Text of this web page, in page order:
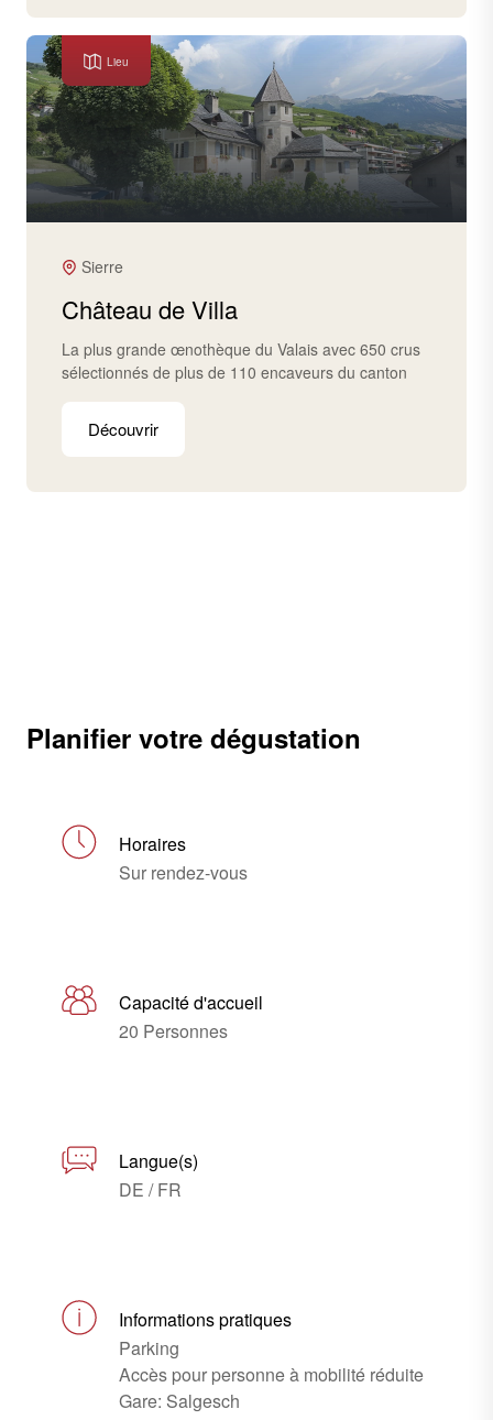
Lieu
Sierre
Château de Villa
La plus grande œnothèque du Valais avec 650 crus
sélectionnés de plus de 110 encaveurs du canton
Découvrir
Planifier votre dégustation
Horaires
Sur rendez-vous
Capacité d'accueil
20 Personnes
Langue(s)
DE / FR
Informations pratiques
Parking
Accès pour personne à mobilité réduite
Gare: Salgesch